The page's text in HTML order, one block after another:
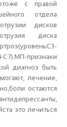
с правой
отдела
дисков
диска
признаки
диагноз быть
лечение,
остаются
это лечиться